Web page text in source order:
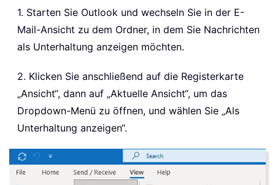
1. Starten Sie Outlook und wechseln Sie in der E-
Mail-Ansicht zu dem Ordner, in dem Sie Nachrichten
als Unterhaltung anzeigen möchten.
2. Klicken Sie anschließend auf die Registerkarte
„Ansicht“, dann auf „Aktuelle Ansicht“, um das
Dropdown-Menü zu öffnen, und wählen Sie „Als
Unterhaltung anzeigen“.